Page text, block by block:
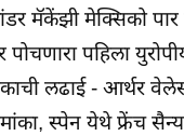
मॅकेंझी मेक्सिको
पहिला
लढाई - आर्थर
स्पेन येथे फ्रेंच